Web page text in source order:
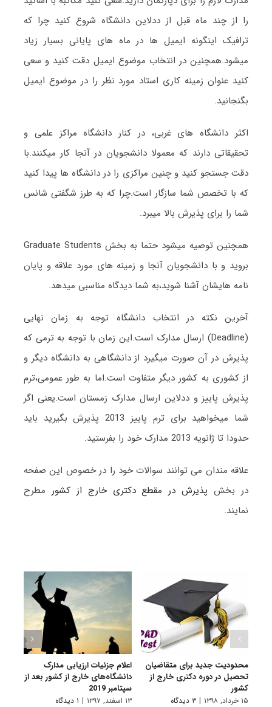
را از چند ماه قبل از ددلاین دانشگاه شروع کنید چرا که
ترافیک اینگونه ایمیل ها در ماه های پایانی بسیار زیاد
میشود.همچنین در انتخاب موضوع ایمیل دقت کنید و سعی
کنید عنوان زمینه کاری استاد مورد نظر را در موضوع ایمیل
بگنجانید.
اکثر دانشگاه های غربی، در کنار دانشگاه مراکز علمی و
تحقیقاتی دارند که معمولا دانشجویان در آنجا کار میکنند.با
دقت جستجو کنید و چنین مراکزی را در دانشگاه ها پیدا کنید
که با تخصص شما سازگار است.چرا که به طرز شگفتی شانس
شما را برای پذیرش بالا میبرد.
همچنین توصیه میشود حتما به بخش Graduate Students
بروید و با دانشجویان آنجا و زمینه های مورد علاقه و پایان
نامه هایشان آشنا شوید،به شما دیدگاه مناسبی میدهد.
آخرین نکته در انتخاب دانشگاه توجه به زمان نهایی
(Deadline) ارسال مدارک است.این زمان با توجه به ترمی که
پذیرش در آن صورت میگیرد از دانشگاهی به دانشگاه دیگر و
از کشوری به کشور دیگر متفاوت است.اما به طور عمومی،ترم
پذیرش پاییز و ددلاین ارسال مدارک زمستان است.یعنی اگر
شما میخواهید برای ترم پاییز 2013 پذیرش بگیرید باید
حدودا تا ژانویه 2013 مدارک خود را بفرستید.
علاقه مندان می توانند سوالات خود را در خصوص این صفحه
در بخش پذیرش در مقطع دکتری خارج از کشور مطرح
نمایند.
محدودیت جدید برای متقاضیان
تحصیل در دوره دکتری خارج از
کشور
۱۵ خرداد, ۱۳۹۸ | ۳ دیدگاه
اعلام جزئیات ارزیابی مدارک
دانشگاه‌های خارج از کشور بعد از
سپتامبر 2019
۱۳ اسفند, ۱۳۹۷ | ۱ دیدگاه